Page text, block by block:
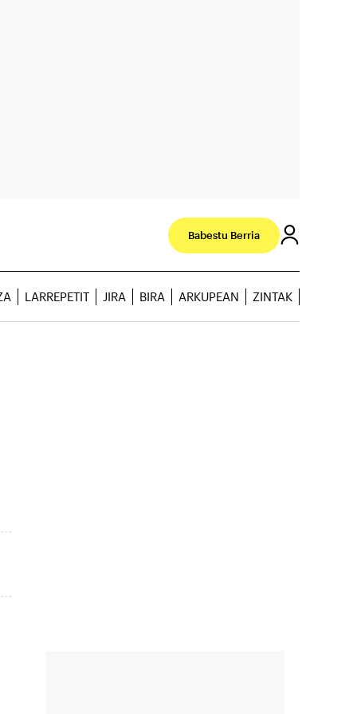
Babestu Berria
LARREPETIT JIRA BIRA ARKUPEAN ZINTAK